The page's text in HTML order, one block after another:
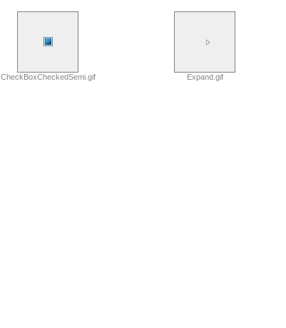
CheckBoxCheckedSemi.gif Expand.gif